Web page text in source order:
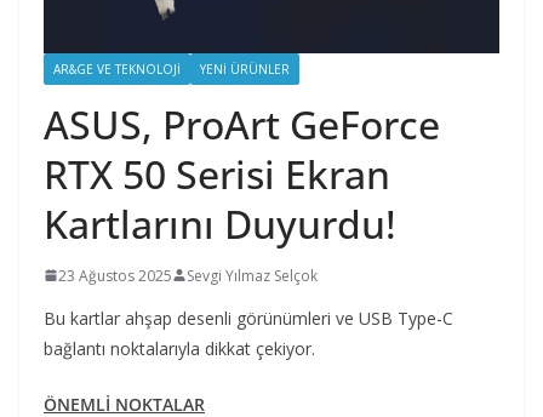
AR&GE VE TEKNOLOJI YENI ÜRÜNLER
ASUS, ProArt GeForce
RTX 50 Serisi Ekran
Kartlarını Duyurdu!
23 Ağustos 2025 Sevgi Yılmaz Selçok
Bu kartlar ahşap desenli görünümleri ve USB Type-C
bağlantı noktalarıyla dikkat çekiyor.
ÖNEMLİ NOKTALAR